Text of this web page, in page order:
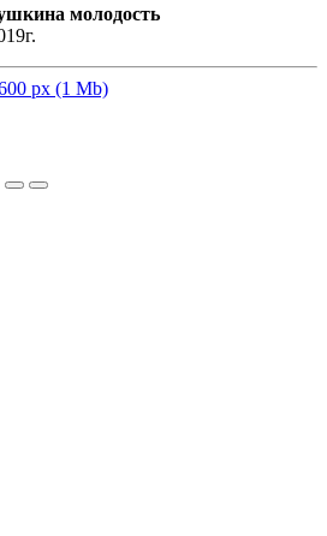
молодость
px (1 Mb)